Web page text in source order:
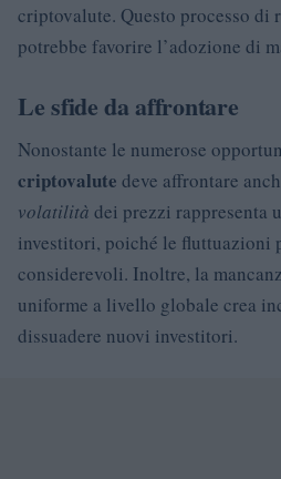
criptovalute. Questo processo di
potrebbe favorire l’adozione di
Le sfide da affrontare
Nonostante le numerose
criptovalute deve affrontare
volatilità dei prezzi rappresenta
investitori, poiché le fluttuazioni
considerevoli. Inoltre, la
uniforme a livello globale crea
dissuadere nuovi investitori.